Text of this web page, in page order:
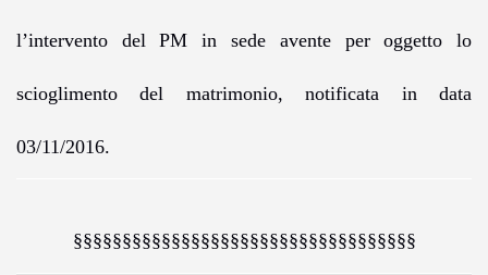
l’intervento del PM in sede avente per oggetto lo
scioglimento del matrimonio, notificata in data
03/11/2016.
§§§§§§§§§§§§§§§§§§§§§§§§§§§§§§§§§§§